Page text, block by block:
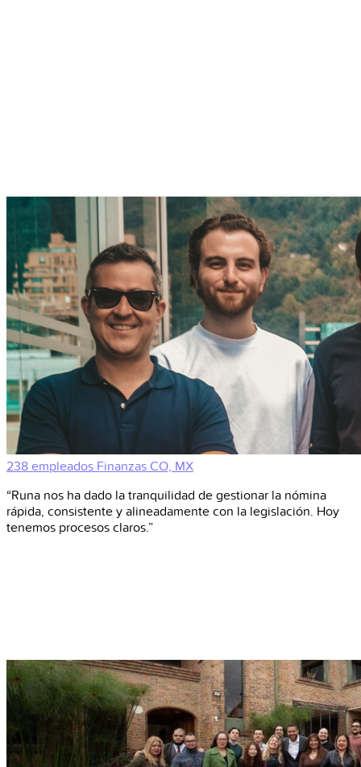
238 empleados Finanzas CO, MX
“Runa nos ha dado la tranquilidad de gestionar la nómina
rápida, consistente y alineadamente con la legislación. Hoy
tenemos procesos claros.”